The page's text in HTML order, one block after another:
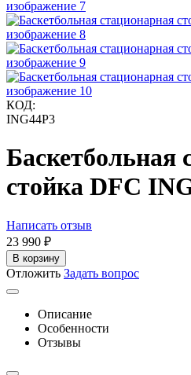
КОД:
ING44P3
Баскетбольная
стойка DFC
Написать отзыв
23 990 ₽
В корзину
Отложить Задать вопрос
Описание
Особенности
Отзывы